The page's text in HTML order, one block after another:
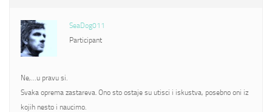
SeaDog011
Participant
Ne,…u pravu si.
Svaka oprema zastareva. Ono sto ostaje su utisci i iskustva, posebno oni iz
kojih nesto i naucimo.